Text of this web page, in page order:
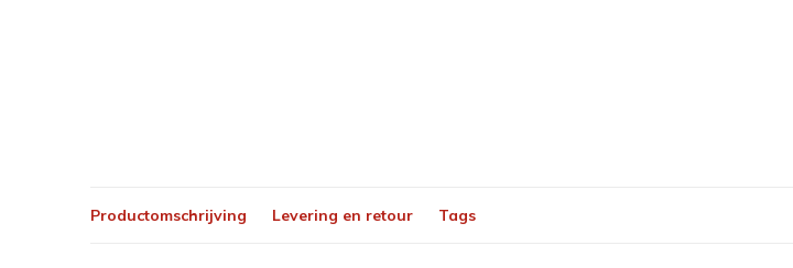
Productomschrijving Levering en retour Tags